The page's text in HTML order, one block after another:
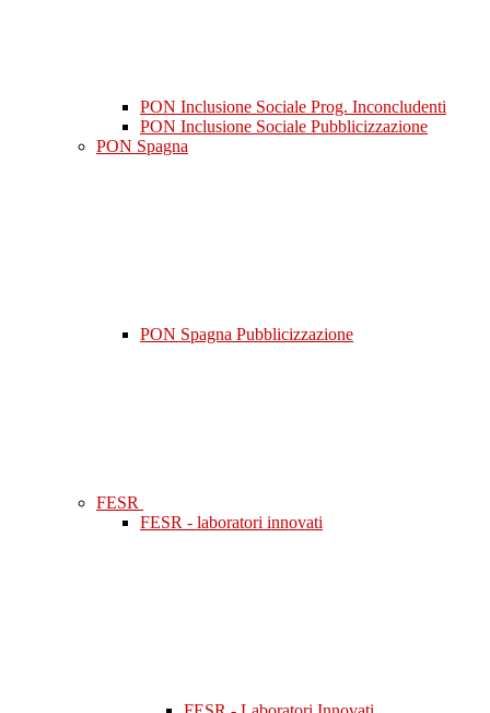
PON Inclusione Sociale Prog. Inconcludenti
PON Inclusione Sociale Pubblicizzazione
PON Spagna
PON Spagna Pubblicizzazione
FESR
FESR - laboratori innovati